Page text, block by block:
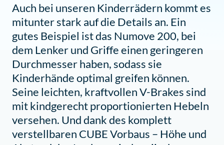
Auch bei unseren Kinderrädern kommt es
mitunter stark auf die Details an. Ein
gutes Beispiel ist das Numove 200, bei
dem Lenker und Griffe einen geringeren
Durchmesser haben, sodass sie
Kinderhände optimal greifen können.
Seine leichten, kraftvollen V-Brakes sind
mit kindgerecht proportionierten Hebeln
versehen. Und dank des komplett
verstellbaren CUBE Vorbaus – Höhe und